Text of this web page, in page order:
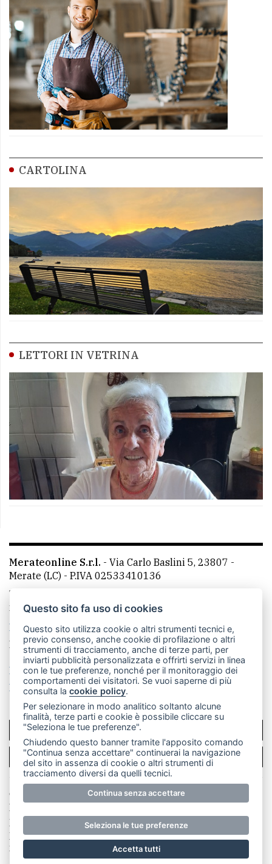
CARTOLINA
LETTORI IN VETRINA
Merateonline S.r.l. - Via Carlo Baslini 5, 23807 -
Merate (LC) - P.IVA 02533410136
Telefono:
mail: redazione@leccoonline.com
La redazione
MerateOnline CasateOnline
RSS
Made by VIP
Privacy policy
Cookie policy
Rivedi le tue scelte sui cookie
SCRIVICI
PER LA TUA PUBBLICITÀ
© Copyright Merateonline S.r.l. - Tutti i diritti riservati.
E' proibita la riproduzione e pubblicazione anche
parziale di testi, articoli e immagini senza la
preventiva autorizzazione scritta dell'editore. RI Lecco
numero Rea LC 291.277 - Capitale sociale 10.329,14 €
Questo sito fa uso di cookies
Questo sito utilizza cookie o altri strumenti tecnici e,
previo consenso, anche cookie di profilazione o altri
strumenti di tracciamento, anche di terze parti, per
inviarti pubblicità personalizzata e offrirti servizi in linea
con le tue preferenze, nonché per il monitoraggio dei
comportamenti dei visitatori. Se vuoi saperne di più
consulta lacookie policy.
Per selezionare in modo analitico soltanto alcune
finalità, terze parti e cookie è possibile cliccare su
"Seleziona le tue preferenze".
Chiudendo questo banner tramite l'apposito comando
"Continua senza accettare" continuerai la navigazione
del sito in assenza di cookie o altri strumenti di
tracciamento diversi da quelli tecnici.
Continua senza accettare
Seleziona le tue preferenze
Accetta tutti